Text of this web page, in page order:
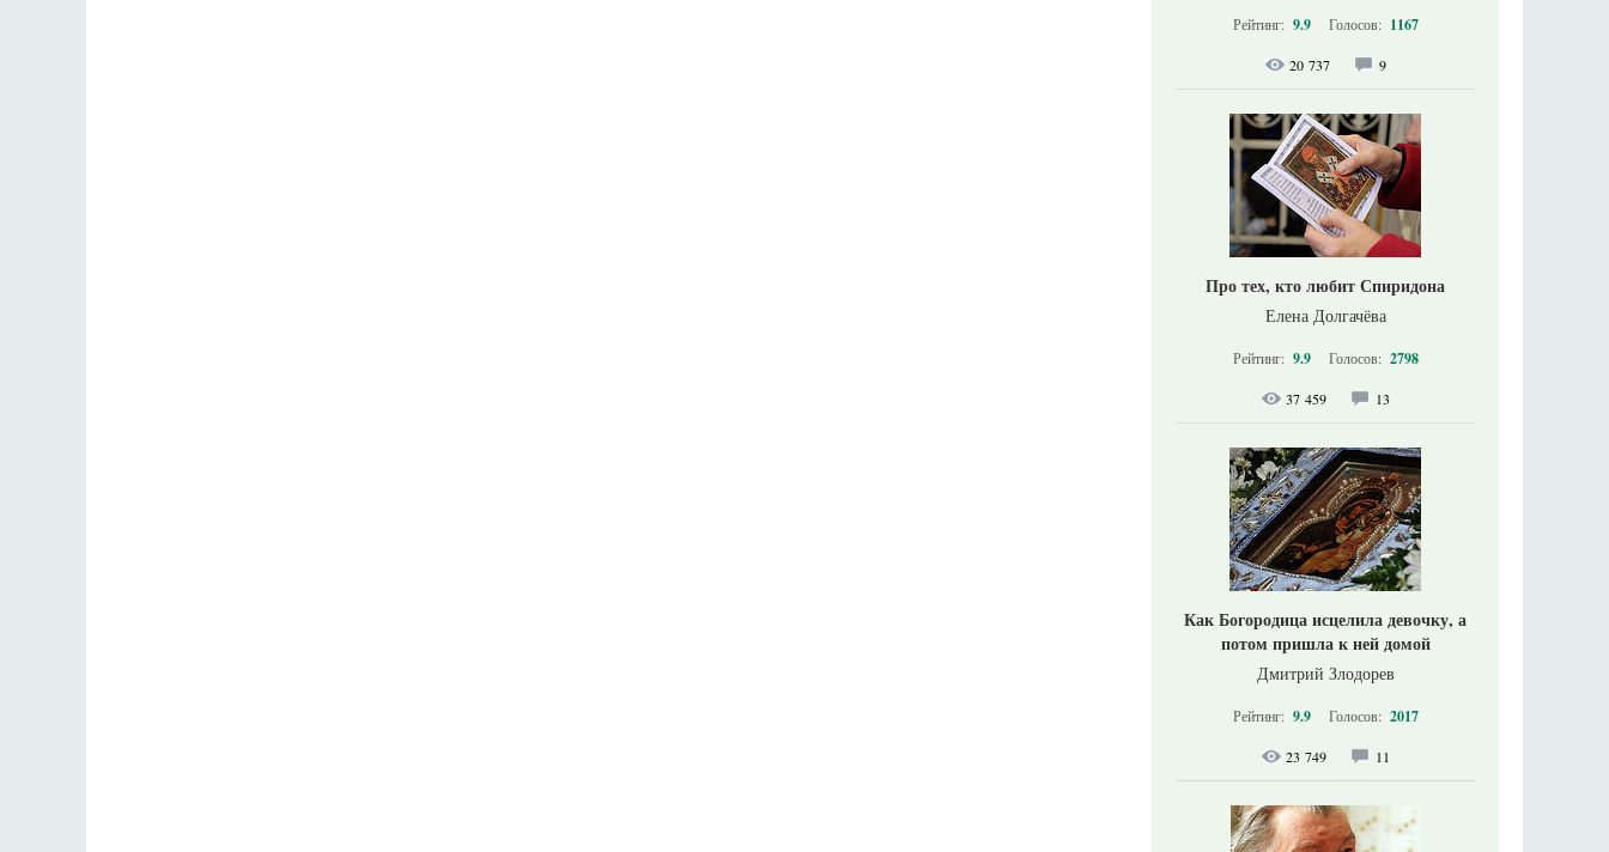
Рейтинг: 9.9 Голосов: 1167
20 737 9
Про тех, кто любит Спиридона
Елена Долгачёва
Рейтинг: 9.9 Голосов: 2798
37 459 13
Как Богородица исцелила девочку, а
потом пришла к ней домой
Дмитрий Злодорев
Рейтинг: 9.9 Голосов: 2017
23 749 11